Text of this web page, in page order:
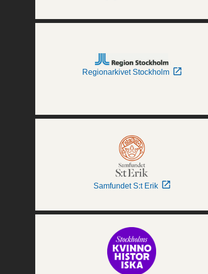
Regionarkivet Stockholm
Samfundet S:t Erik